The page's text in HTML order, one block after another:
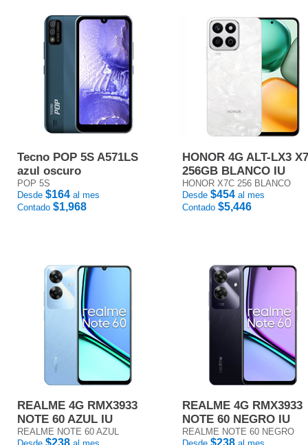
Tecno POP 5S A571LS
azul oscuro
POP 5S
Desde $164 al mes
Contado $1,968
HONOR 4G ALT-LX3
256GB BLANCO IU
HONOR X7C 256 BLANCO
Desde $454 al mes
Contado $5,446
REALME 4G RMX3933
NOTE 60 AZUL IU
REALME NOTE 60 AZUL
$238
REALME 4G RMX3933
NOTE 60 NEGRO IU
REALME NOTE 60 NEGRO
$238